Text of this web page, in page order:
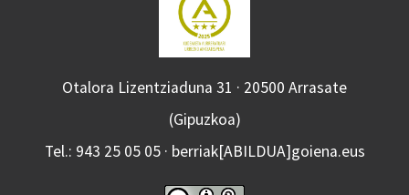
Otalora Lizentziaduna 31 · 20500 Arrasate
(Gipuzkoa)
Tel.: 943 25 05 05 · berriak[ABILDUA]goiena.eus